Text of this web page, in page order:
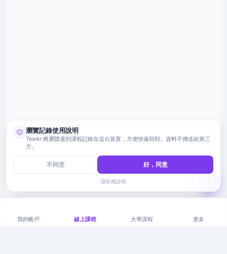
我的帳戶 線上課程 大學課程 更多
瀏覽記錄使用說明
Tewkr 將瀏覽過的課程記錄在這台裝置，方便快速回到。資料不傳送給第三
方。
不同意 好，同意
隱私權說明